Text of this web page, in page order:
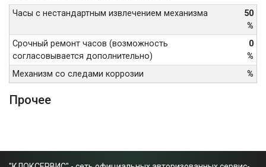
Часы с нестандартным извлечением механизма
50
%
Срочный ремонт часов (возможность
согласовывается дополнительно)
0
%
Механизм со следами коррозии
%
Прочее